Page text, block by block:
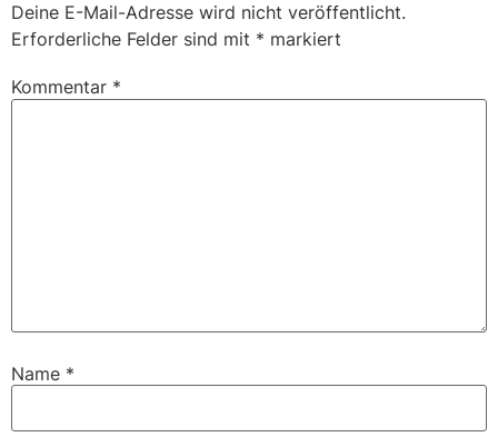
Deine E-Mail-Adresse wird nicht veröffentlicht.
Erforderliche Felder sind mit * markiert
Kommentar *
Name *